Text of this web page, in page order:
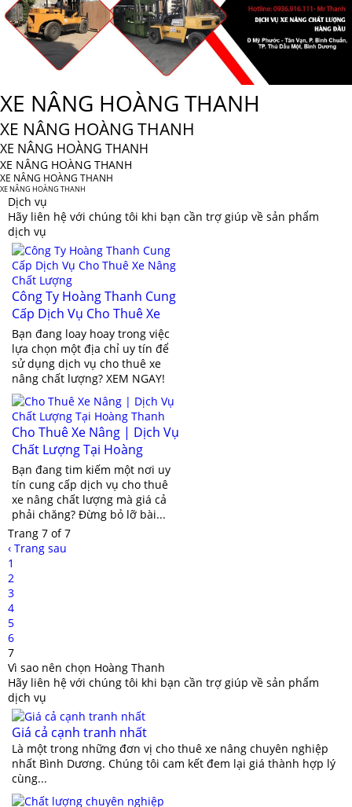
XE NÂNG HOÀNG THANH
XE NÂNG HOÀNG THANH
XE NÂNG HOÀNG THANH
XE NÂNG HOÀNG THANH
XE NÂNG HOÀNG THANH
XE NÂNG HOÀNG THANH
Dịch vụ
Hãy liên hệ với chúng tôi khi bạn cần trợ giúp về sản phẩm
dịch vụ
Công Ty Hoàng Thanh Cung
Cấp Dịch Vụ Cho Thuê Xe
Nâng Chất Lượng
Bạn đang loay hoay trong việc
lựa chọn một địa chỉ uy tín để
sử dụng dịch vụ cho thuê xe
nâng chất lượng? XEM NGAY!
Cho Thuê Xe Nâng | Dịch Vụ
Chất Lượng Tại Hoàng
Thanh
Bạn đang tim kiếm một nơi uy
tín cung cấp dịch vụ cho thuê
xe nâng chất lượng mà giá cả
phải chăng? Đừng bỏ lỡ bài...
Trang 7 of 7
‹ Trang sau
1
2
3
4
5
6
7
Vì sao nên chọn Hoàng Thanh
Hãy liên hệ với chúng tôi khi bạn cần trợ giúp về sản phẩm
dịch vụ
Giá cả cạnh tranh nhất
Là một trong những đơn vị cho thuê xe nâng chuyên nghiệp
nhất Bình Dương. Chúng tôi cam kết đem lại giá thành hợp lý
cùng...